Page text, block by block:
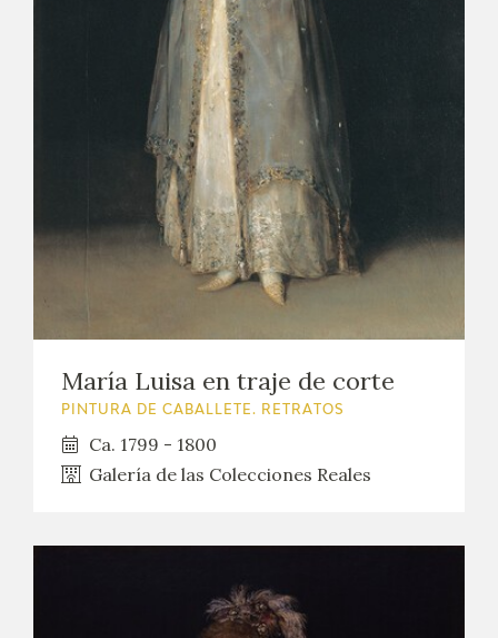
María Luisa en traje de corte
PINTURA DE CABALLETE. RETRATOS
Ca. 1799 - 1800
Galería de las Colecciones Reales